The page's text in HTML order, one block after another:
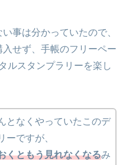
事は分かっていたので、
せず、手帳のフリーペー
ルスタンプラリーを楽し
となくやっていたこのデ
ーですが、
くともう見れなくなるみ